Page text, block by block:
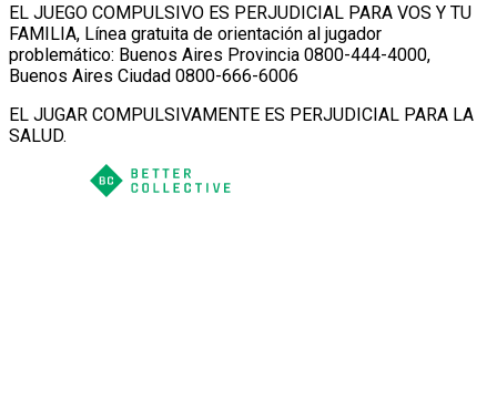
EL JUEGO COMPULSIVO ES PERJUDICIAL PARA VOS Y TU
FAMILIA, Línea gratuita de orientación al jugador
problemático: Buenos Aires Provincia 0800-444-4000,
Buenos Aires Ciudad 0800-666-6006
EL JUGAR COMPULSIVAMENTE ES PERJUDICIAL PARA LA
SALUD.